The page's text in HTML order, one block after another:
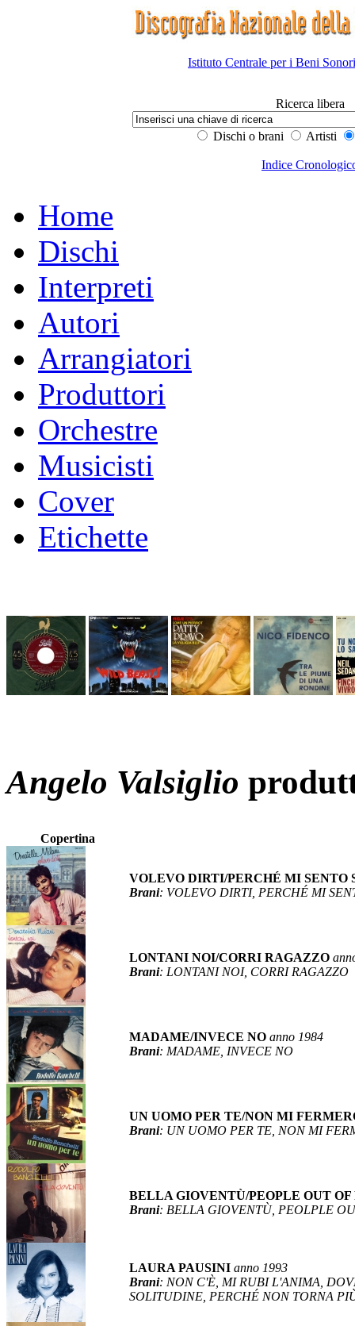
Istituto Centrale per i Beni
Ricerca libera
Dischi o brani Artisti
Indice
Home
Dischi
Interpreti
Autori
Arrangiatori
Produttori
Orchestre
Musicisti
Cover
Etichette
Angelo Valsiglio
Copertina
VOLEVO DIRTI/PERCHÉ MI SENTO
Brani: VOLEVO DIRTI, PERCHÉ MI
LONTANI NOI/CORRI RAGAZZO
Brani: LONTANI NOI, CORRI RAGAZZO
MADAME/INVECE NO anno 1984
Brani: MADAME, INVECE NO
UN UOMO PER TE/NON MI
Brani: UN UOMO PER TE, NON MI
BELLA GIOVENTÙ/PEOPLE OUT
Brani: BELLA GIOVENTÙ, PEOLPLE
LAURA PAUSINI anno 1993
Brani: NON C'È, MI RUBI L'ANIMA,
SOLITUDINE, PERCHÉ NON TORNA